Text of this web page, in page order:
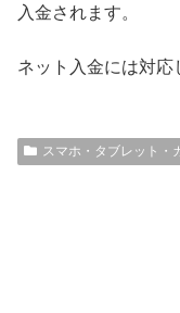
入金されます。
ネット入金には対応
スマホ・タブレット・